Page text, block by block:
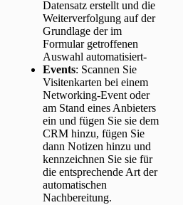
Datensatz erstellt und die
Weiterverfolgung auf der
Grundlage der im
Formular getroffenen
Auswahl automatisiert-
Events: Scannen Sie
Visitenkarten bei einem
Networking-Event oder
am Stand eines Anbieters
ein und fügen Sie sie dem
CRM hinzu, fügen Sie
dann Notizen hinzu und
kennzeichnen Sie sie für
die entsprechende Art der
automatischen
Nachbereitung.